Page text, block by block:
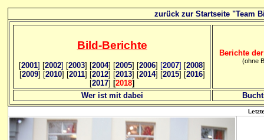
zurück zur Startseite "Team
Bild-Berichte
[2001] [2002] [2003] [2004] [2005] [2006] [2007] [2008]
[2009] [2010] [2011] [2012] [2013] [2014] [2015] [2016]
[2017] [2018]
Berichte
(ohne
Wer ist mit dabei